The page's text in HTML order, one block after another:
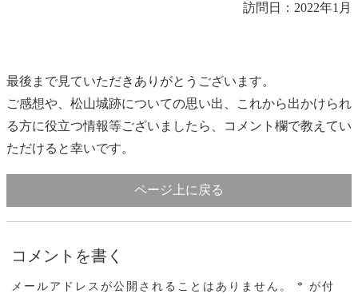
訪問日：2022年1月
最後まで見ていただきありがとうございます。
ご感想や、松山城跡についての思い出、これから出かけられ
る方に役立つ情報等ございましたら、コメント欄で教えてい
ただけると幸いです。
ページ上に戻る
コメントを書く
メールアドレスが公開されることはありません。 * が付